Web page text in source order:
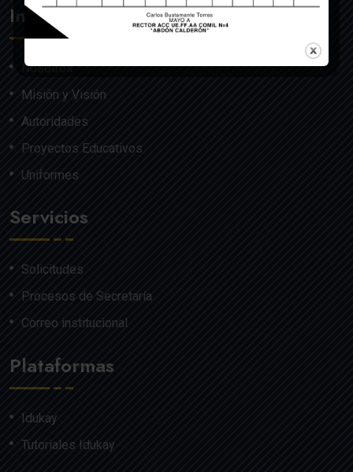
Institución
Nosotros
Misión y Visión
Autoridades
Proyectos Educativos
Uniformes
Servicios
Solicitudes
Procesos de Secretaría
Correo institucional
Plataformas
Idukay
Tutoriales Idukay